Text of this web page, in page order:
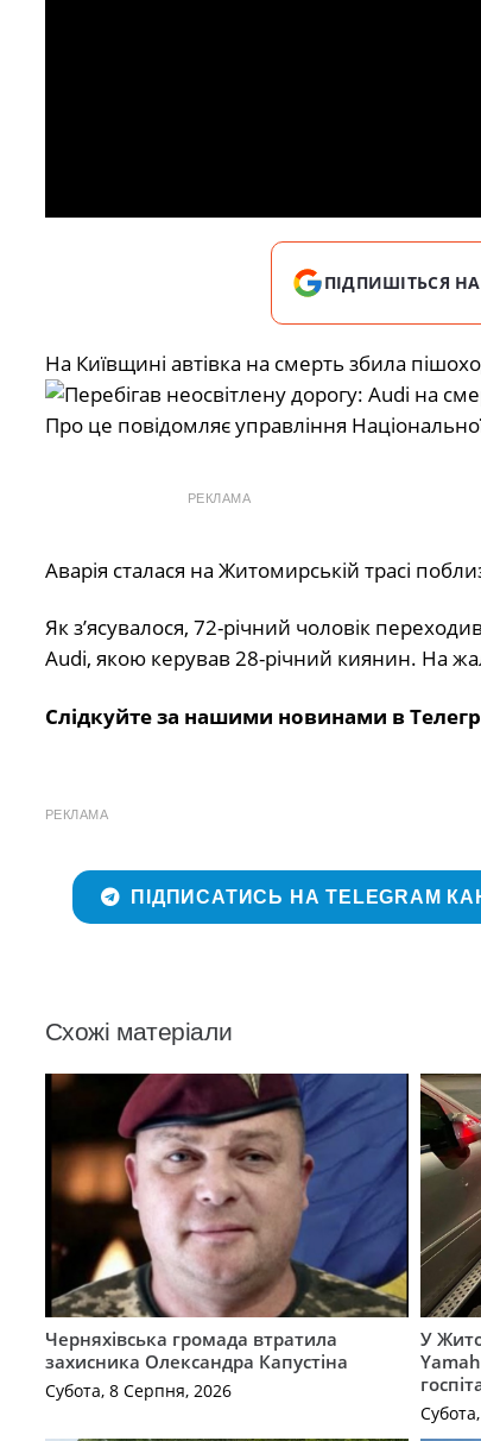
ПІДПИШІТЬСЯ НА
На Київщині автівка на смерть збила
Про це повідомляєуправління Національної
РЕКЛАМА
Аварія сталася на Житомирській трасі
Як з’ясувалося, 72-річний чоловік
Audi, якою керував 28-річний киянин. На
Слідкуйте за нашими новинами в
РЕКЛАМА
ПІДПИСАТИСЬ НА TELEGRAM
Схожі матеріали
Черняхівська громада втратила
захисника Олександра Капустіна
Субота, 8 Серпня, 2026
У